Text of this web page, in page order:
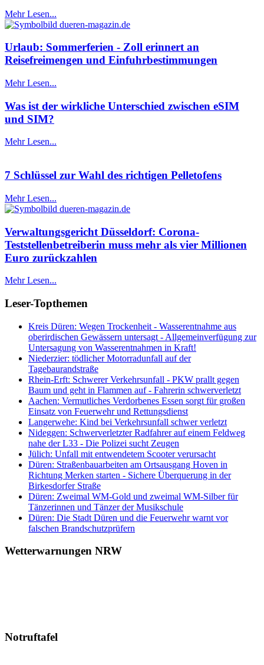
Mehr Lesen...
Urlaub: Sommerferien - Zoll erinnert an
Reisefreimengen und Einfuhrbestimmungen
Mehr Lesen...
Was ist der wirkliche Unterschied zwischen eSIM
und SIM?
Mehr Lesen...
7 Schlüssel zur Wahl des richtigen Pelletofens
Mehr Lesen...
Verwaltungsgericht Düsseldorf: Corona-
Teststellenbetreiberin muss mehr als vier Millionen
Euro zurückzahlen
Mehr Lesen...
Leser-Topthemen
Kreis Düren: Wegen Trockenheit - Wasserentnahme aus
oberirdischen Gewässern untersagt - Allgemeinverfügung zur
Untersagung von Wasserentnahmen in Kraft!
Niederzier: tödlicher Motorradunfall auf der
Tagebaurandstraße
Rhein-Erft: Schwerer Verkehrsunfall - PKW prallt gegen
Baum und geht in Flammen auf - Fahrerin schwerverletzt
Aachen: Vermutliches Verdorbenes Essen sorgt für großen
Einsatz von Feuerwehr und Rettungsdienst
Langerwehe: Kind bei Verkehrsunfall schwer verletzt
Nideggen: Schwerverletzter Radfahrer auf einem Feldweg
nahe der L33 - Die Polizei sucht Zeugen
Jülich: Unfall mit entwendetem Scooter verursacht
Düren: Straßenbauarbeiten am Ortsausgang Hoven in
Richtung Merken starten - Sichere Überquerung in der
Birkesdorfer Straße
Düren: Zweimal WM-Gold und zweimal WM-Silber für
Tänzerinnen und Tänzer der Musikschule
Düren: Die Stadt Düren und die Feuerwehr warnt vor
falschen Brandschutzprüfern
Wetterwarnungen NRW
Notruftafel